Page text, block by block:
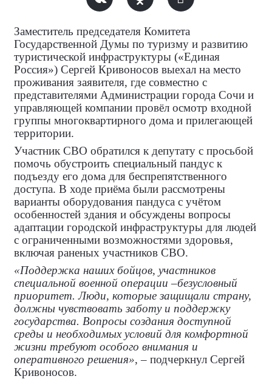
Заместитель председателя Комитета
Государственной Думы по туризму и развитию
туристической инфраструктуры («Единая
Россия») Сергей Кривоносов выехал на место
проживания заявителя, где совместно с
представителями Администрации города Сочи и
управляющей компании провёл осмотр входной
группы многоквартирного дома и прилегающей
территории.
Участник СВО обратился к депутату с просьбой
помочь обустроить специальный пандус к
подъезду его дома для беспрепятственного
доступа. В ходе приёма были рассмотрены
варианты оборудования пандуса с учётом
особенностей здания и обсуждены вопросы
адаптации городской инфраструктуры для людей
с ограниченными возможностями здоровья,
включая раненых участников СВО.
«Поддержка наших бойцов, участников
специальной военной операции –безусловный
приоритет. Люди, которые защищали страну,
должны чувствовать заботу и поддержку
государства. Вопросы создания доступной
среды и необходимых условий для комфортной
жизни требуют особого внимания и
оперативного решения», – подчеркнул Сергей
Кривоносов.